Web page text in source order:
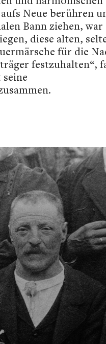
Neue berühren
Bann ziehen, war
diese alten,
für die
festzuhalten“,
seine